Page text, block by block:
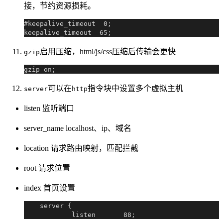
接，节约资源损耗。
#keepalive_timeout  0;
gzip启用压缩，html/js/css压缩后传输会更快
server可以在 http指令块中设置多个虚拟主机
listen 监听端口
server_name localhost、ip、域名
location 请求路由映射，匹配拦截
root 请求位置
index 首页设置
    server {
            listen       88;